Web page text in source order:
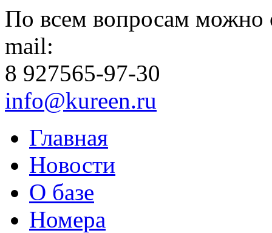
По всем вопросам можно
mail:
8 927565-97-30
info@kureen.ru
Главная
Новости
О базе
Номера